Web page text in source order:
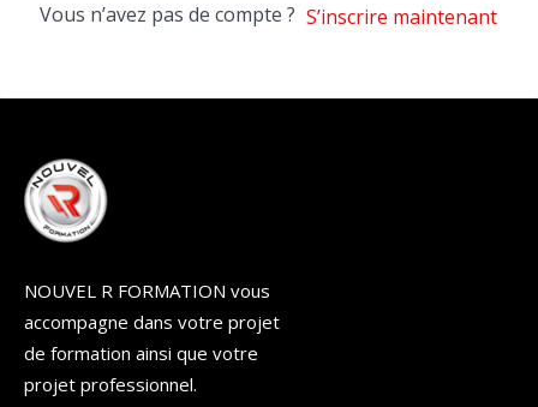
Vous n’avez pas de compte ? S’inscrire maintenant
NOUVEL R FORMATION vous
accompagne dans votre projet
de formation ainsi que votre
projet professionnel.